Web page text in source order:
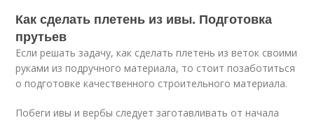
Как сделать плетень из ивы. Подготовка
прутьев
Если решать задачу, как сделать плетень из веток своими
руками из подручного материала, то стоит позаботиться
о подготовке качественного строительного материала.
Побеги ивы и вербы следует заготавливать от начала